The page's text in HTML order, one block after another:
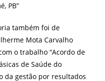
PB”
também foi de
Mota Carvalho
o trabalho “Acordo de
de Saúde do
da gestão por resultados